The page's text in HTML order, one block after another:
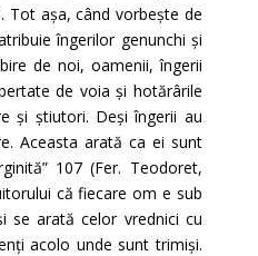
Tot așa, când vorbește de
îngerilor genunchi și
de noi, oamenii, îngerii
de voia și hotărârile
și știutori. Deși îngerii au
Aceasta arată ca ei sunt
107 (Fer. Teodoret,
că fiecare om e sub
se arată celor vrednici cu
acolo unde sunt trimiși.